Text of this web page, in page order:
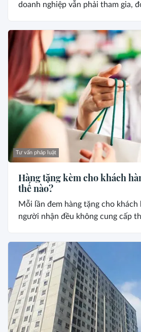
doanh nghiệp vẫn phải tham gia,
Tư vấn pháp luật
Hàng tặng kèm cho khách
thế nào?
Mỗi lần đem hàng tặng cho khách
người nhận đều không cung cấp